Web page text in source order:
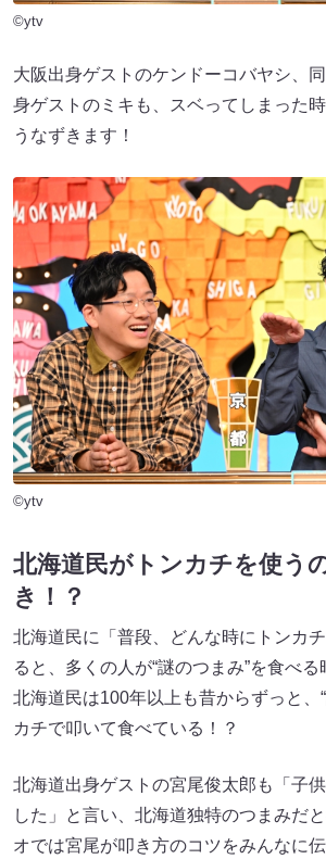
©ytv
大阪出身ゲストのケンドーコバヤシ、
身ゲストのミキも、スベってしまった時
うなずきます！
©ytv
北海道民がトンカチを使う
き！？
北海道民に「普段、どんな時にトンカ
ると、多くの人が“謎のつまみ”を食べ
北海道民は100年以上も昔からずっと、
カチで叩いて食べている！？
北海道出身ゲストの宮尾俊太郎も「子
した」と言い、北海道独特のつまみだ
オでは宮尾が叩き方のコツをみんなに